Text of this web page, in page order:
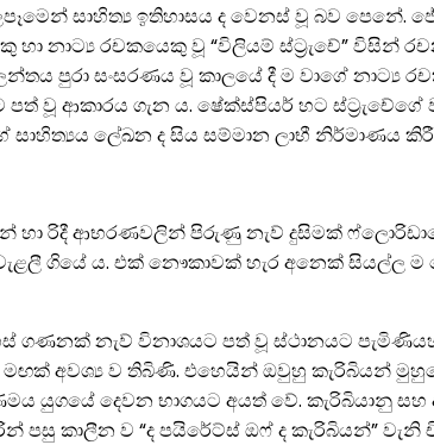
සාහිත්‍ය ඉතිහාසය ද වෙනස් වූ බව පෙනේ.
නාට්‍ය රචකයෙකු වූ “විලියම් ස්ට්‍රැචේ” විසින්
පුරා සංසරණය වූ කාලයේ දී ම වාගේ
වූ ආකාරය ගැන ය. ෂේක්ස්පියර් හට ස්ට්‍රැචේගේ
ලේඛන ද සිය සම්මාන ලාභී නිර්මාණය
හා රිදී ආභරණවලින් පිරුණු නැව් දුසිමක්
ගියේ ය. එක් නෞකාවක් හැර අනෙක් සියල්ල ම
ගණනක් නැව් විනාශයට පත් වූ ස්ථානයට
ව තිබිණි. එහෙයින් ඔවුහු කැරිබියන් මුහුදේ
දෙවන භාගයට අයත් වේ. කැරිබියානු සහ
කාලීන ව “ද පයිරේට්ස් ඔෆ් ද කැරිබියන්” වැනි